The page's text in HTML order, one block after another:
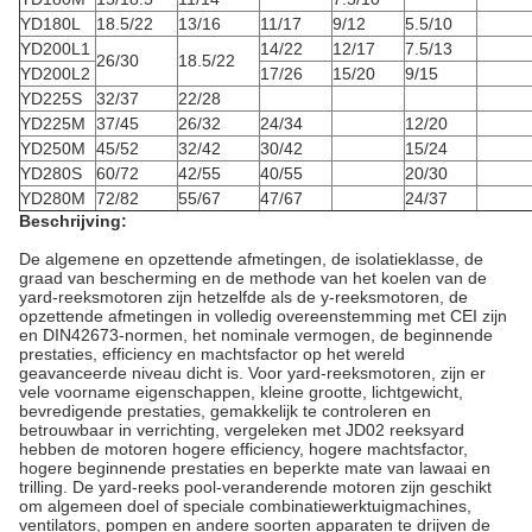
YD180L
18.5/22 13/16 11/17 9/12
5.5/10
YD200L1
26/30 18.5/22
14/22 12/17
7.5/13
YD200L2
17/26 15/20
9/15
YD225S
32/37
22/28
YD225M
37/45 26/32 24/34
12/20
YD250M
45/52 32/42 30/42
15/24
YD280S
60/72 42/55 40/55
20/30
YD280M
72/82 55/67 47/67
24/37
Beschrijving:
De algemene en opzettende afmetingen, de isolatieklasse, de
graad van bescherming en de methode van het koelen van de
yard-reeksmotoren zijn hetzelfde als de y-reeksmotoren, de
opzettende afmetingen in volledig overeenstemming met CEI zijn
en DIN42673-normen, het nominale vermogen, de beginnende
prestaties, efficiency en machtsfactor op het wereld
geavanceerde niveau dicht is. Voor yard-reeksmotoren, zijn er
vele voorname eigenschappen, kleine grootte, lichtgewicht,
bevredigende prestaties, gemakkelijk te controleren en
betrouwbaar in verrichting, vergeleken met JD02 reeksyard
hebben de motoren hogere efficiency, hogere machtsfactor,
hogere beginnende prestaties en beperkte mate van lawaai en
trilling. De yard-reeks pool-veranderende motoren zijn geschikt
om algemeen doel of speciale combinatiewerktuigmachines,
ventilators, pompen en andere soorten apparaten te drijven de